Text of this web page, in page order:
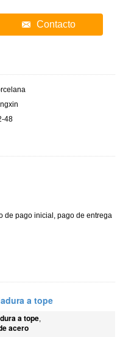
Contacto
48
de pago inicial, pago de entrega
a tope
a tope,
acero